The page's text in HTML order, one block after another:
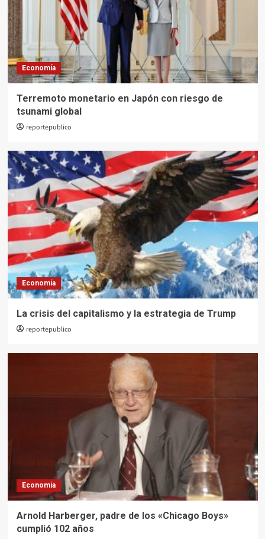
Economía
Terremoto monetario en Japón con riesgo de
tsunami global
reportepublico
Economía
La crisis del capitalismo y la estrategia de Trump
reportepublico
Economía
Arnold Harberger, padre de los «Chicago Boys»
cumplió 102 años